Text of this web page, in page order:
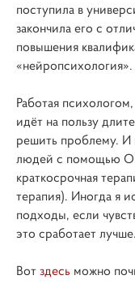
поступила в
закончила его с
повышения
«нейропсихология».
Работая
идёт на пользу
решить проблему. И
людей с помощью
краткосрочная
терапия). Иногда я
подходы, если
это сработает лучше.
Вот здесь можно